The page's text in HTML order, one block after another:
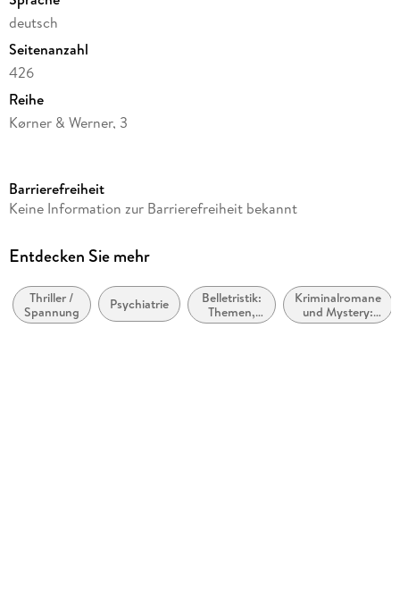
deutsch
Seitenanzahl
426
Reihe
Kørner & Werner, 3
Übersetzung
Verlag/Hersteller
Originaltitel
Glasvinge
Barrierefreiheit
Keine Information zur Barrierefreiheit bekannt
Entdecken Sie mehr
Thriller /
Spannung
Psychiatrie
Belletristik:
Themen,
Stoffe,
Kriminalromane
und Mystery:
weibliche